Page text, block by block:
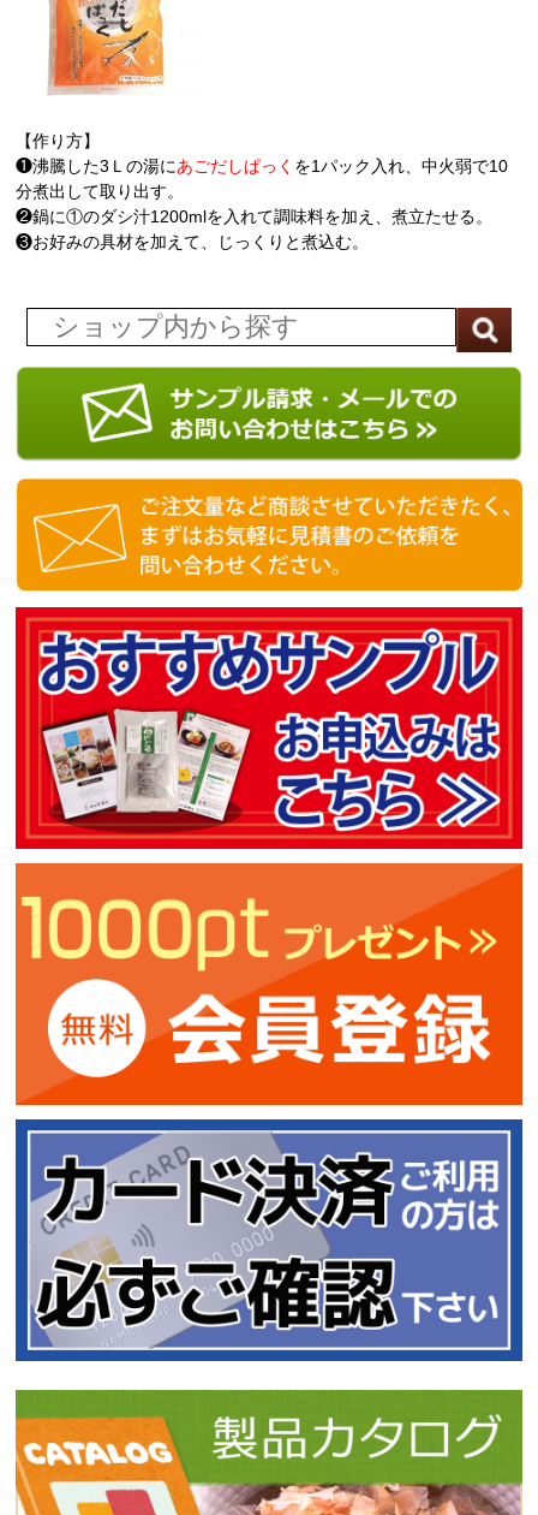
【作り方】
❶沸騰した3Ｌの湯にあごだしぱっく を1パック入れ、中火弱で10
分煮出して取り出す。
❷鍋に①のダシ汁1200mlを入れて調味料を加え、煮立たせる。
❸お好みの具材を加えて、じっくりと煮込む。